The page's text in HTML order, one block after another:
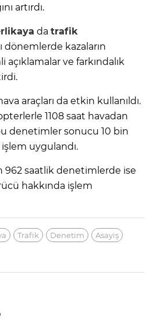
artırdı.
da trafik
kazaların
ve farkındalık
araçları da etkin kullanıldı.
1108 saat havadan
denetimler sonucu 10 bin
uygulandı.
962 saatlik denetimlerde ise
hakkında işlem
Trafik Denetim
Asayiş